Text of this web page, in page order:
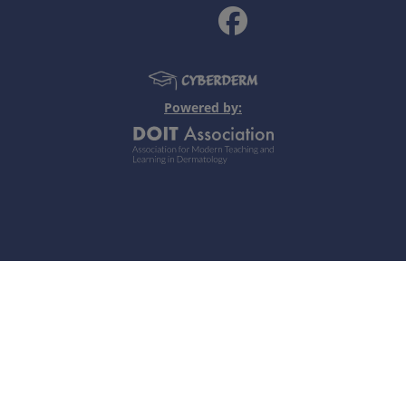
(Windpocken, Varizellen) und endogene (Gürtelrose,
Viruspersistenz in Spinal- und
konsumierende Erkrankungen.
Powered by: